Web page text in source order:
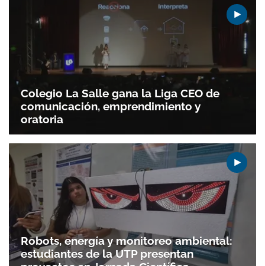
Colegio La Salle gana la Liga CEO de
comunicación, emprendimiento y
oratoria
Robots, energía y monitoreo ambiental:
estudiantes de la UTP presentan